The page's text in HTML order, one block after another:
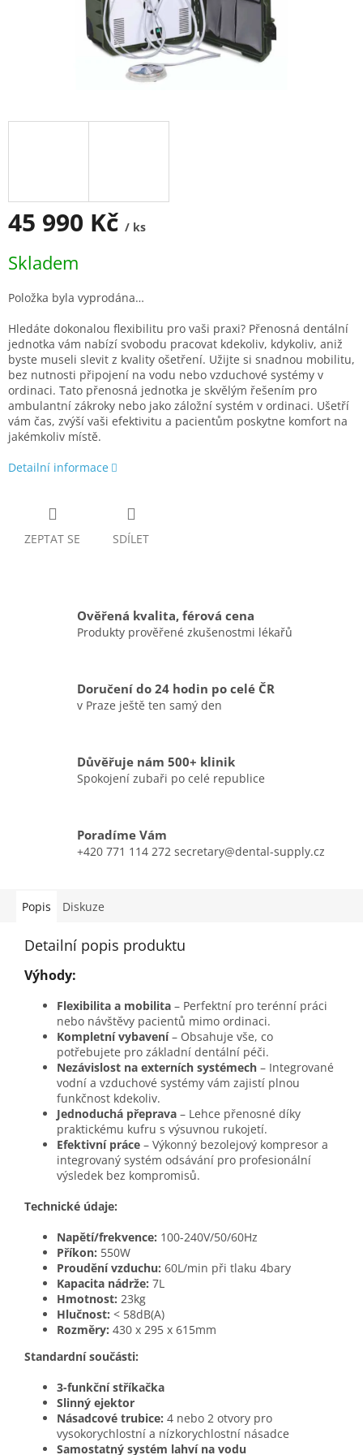
45 990 Kč / ks
cena:
Skladem
Položka byla vyprodána…
Hledáte dokonalou flexibilitu pro vaši praxi? Přenosná dentální
jednotka vám nabízí svobodu pracovat kdekoliv, kdykoliv, aniž
byste museli slevit z kvality ošetření. Užijte si snadnou mobilitu,
bez nutnosti připojení na vodu nebo vzduchové systémy v
ordinaci. Tato přenosná jednotka je skvělým řešením pro
ambulantní zákroky nebo jako záložní systém v ordinaci. Ušetří
vám čas, zvýší vaši efektivitu a pacientům poskytne komfort na
jakémkoliv místě.
Detailní informace
ZEPTAT SE SDÍLET
Ověřená kvalita, férová cena
Produkty prověřené zkušenostmi lékařů
Doručení do 24 hodin po celé ČR
v Praze ještě ten samý den
Důvěřuje nám 500+ klinik
Spokojení zubaři po celé republice
Poradíme Vám
+420 771 114 272 secretary@dental-supply.cz
Popis Diskuze
Detailní popis produktu
Výhody:
Flexibilita a mobilita – Perfektní pro terénní práci
nebo návštěvy pacientů mimo ordinaci.
Kompletní vybavení– Obsahuje vše, co
potřebujete pro základní dentální péči.
Nezávislost na externích systémech – Integrované
vodní a vzduchové systémy vám zajistí plnou
funkčnost kdekoliv.
Jednoduchá přeprava – Lehce přenosné díky
praktickému kufru s výsuvnou rukojetí.
Efektivní práce – Výkonný bezolejový kompresor a
integrovaný systém odsávání pro profesionální
výsledek bez kompromisů.
Technické údaje:
Napětí/frekvence: 100-240V/50/60Hz
Příkon: 550W
Proudění vzduchu: 60L/min při tlaku 4bary
Kapacita nádrže: 7L
Hmotnost: 23kg
Hlučnost: < 58dB(A)
Rozměry: 430 x 295 x 615mm
Standardní součásti:
3-funkční stříkačka
Slinný ejektor
Násadcové trubice: 4 nebo 2 otvory pro
vysokorychlostní a nízkorychlostní násadce
Samostatný systém lahví na vodu